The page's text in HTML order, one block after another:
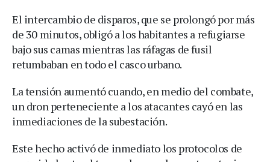
El intercambio de disparos, que se prolongó por más
de 30 minutos, obligó a los habitantes a refugiarse
bajo sus camas mientras las ráfagas de fusil
retumbaban en todo el casco urbano.
La tensión aumentó cuando, en medio del combate,
un dron perteneciente a los atacantes cayó en las
inmediaciones de la subestación.
Este hecho activó de inmediato los protocolos de